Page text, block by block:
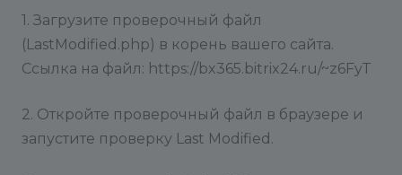
1. Загрузите проверочный файл
(LastModified.php) в корень вашего сайта.
Ссылка на файл: https://bx365.bitrix24.ru/~z6FyT
2. Откройте проверочный файл в браузере и
запустите проверку Last Modified.